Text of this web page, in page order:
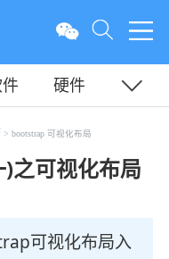
硬件
> bootstrap 可视化布局
之可视化布局
可视化布局入